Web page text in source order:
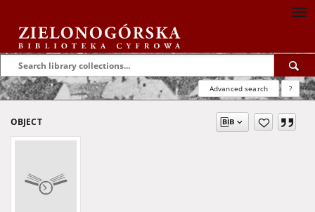
Advanced search ?
OBJECT